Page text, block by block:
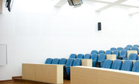
Skip